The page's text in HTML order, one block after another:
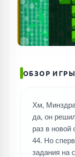
ОБЗОР
Хм,
да, он
раз в новой
44. Но
задания на